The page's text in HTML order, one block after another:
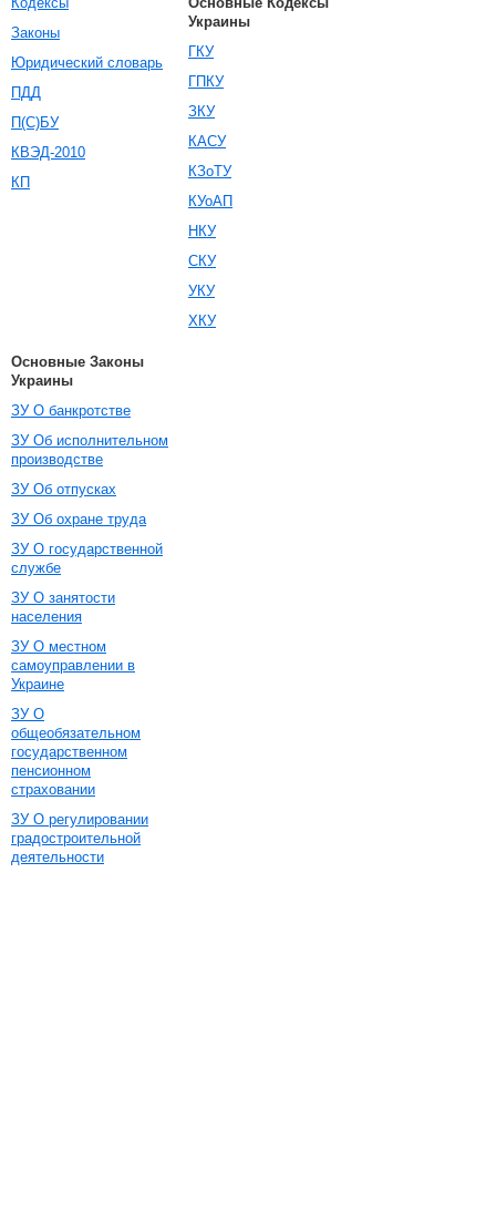
Законы
Юридический словарь
ПДД
П(С)БУ
КВЭД-2010
КП
Украины
ГКУ
ГПКУ
ЗКУ
КАСУ
КЗоТУ
КУоАП
НКУ
СКУ
УКУ
ХКУ
Основные Законы
Украины
ЗУ О банкротстве
ЗУ Об исполнительном
производстве
ЗУ Об отпусках
ЗУ Об охране труда
ЗУ О государственной
службе
ЗУ О занятости
населения
ЗУ О местном
самоуправлении в
Украине
ЗУ О
общеобязательном
государственном
пенсионном
страховании
ЗУ О регулировании
градостроительной
деятельности